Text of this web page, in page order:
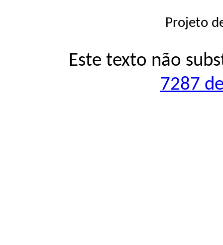
Projeto
Este texto não
7287